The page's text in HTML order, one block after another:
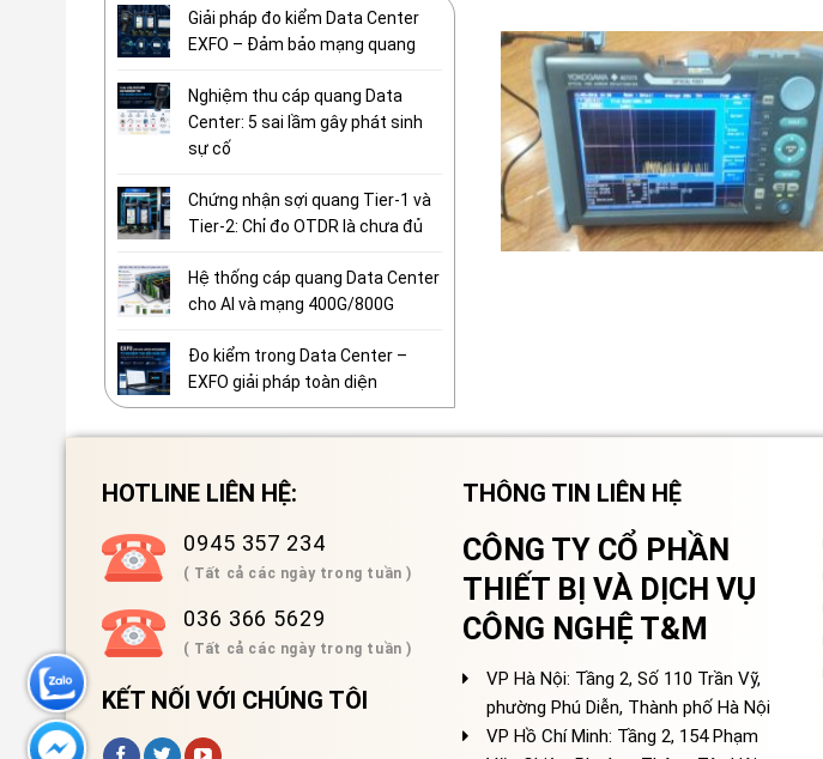
Giải pháp đo kiểm Data Center
EXFO – Đảm bảo mạng quang
Nghiệm thu cáp quang Data
Center: 5 sai lầm gây phát sinh
sự cố
Chứng nhận sợi quang Tier-1 và
Tier-2: Chỉ đo OTDR là chưa đủ
Hệ thống cáp quang Data Center
cho AI và mạng 400G/800G
Đo kiểm trong Data Center –
EXFO giải pháp toàn diện
HOTLINE LIÊN HỆ:
0945 357 234
( Tất cả các ngày trong tuần )
036 366 5629
( Tất cả các ngày trong tuần )
KẾT NỐI VỚI CHÚNG TÔI
THÔNG TIN LIÊN HỆ
CÔNG TY CỔ PHẦN
THIẾT BỊ VÀ DỊCH VỤ
CÔNG NGHỆ T&M
VP Hà Nội: Tầng 2, Số 110 Trần Vỹ,
phường Phú Diễn, Thành phố Hà Nội
VP Hồ Chí Minh: Tầng 2, 154 Phạm